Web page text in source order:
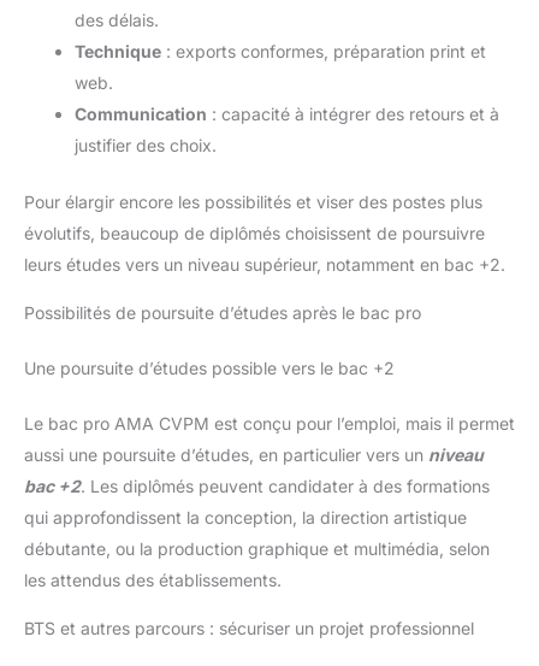
des délais.
Technique : exports conformes, préparation print et
web.
Communication : capacité à intégrer des retours et à
justifier des choix.
Pour élargir encore les possibilités et viser des postes plus
évolutifs, beaucoup de diplômés choisissent de poursuivre
leurs études vers un niveau supérieur, notamment en bac +2.
Possibilités de poursuite d’études après le bac pro
Une poursuite d’études possible vers le bac +2
Le bac pro AMA CVPM est conçu pour l’emploi, mais il permet
aussi une poursuite d’études, en particulier vers un niveau
bac +2. Les diplômés peuvent candidater à des formations
qui approfondissent la conception, la direction artistique
débutante, ou la production graphique et multimédia, selon
les attendus des établissements.
BTS et autres parcours : sécuriser un projet professionnel